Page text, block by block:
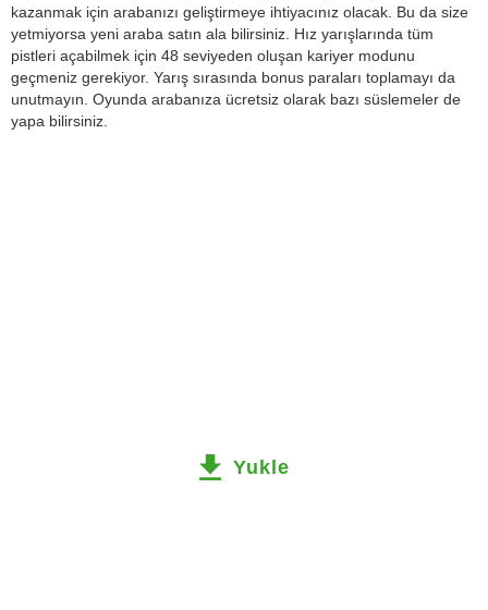
kazanmak için arabanızı geliştirmeye ihtiyacınız olacak. Bu da size
yetmiyorsa yeni araba satın ala bilirsiniz. Hız yarışlarında tüm
pistleri açabilmek için 48 seviyeden oluşan kariyer modunu
geçmeniz gerekiyor. Yarış sırasında bonus paraları toplamayı da
unutmayın. Oyunda arabanıza ücretsiz olarak bazı süslemeler de
yapa bilirsiniz.
Yukle